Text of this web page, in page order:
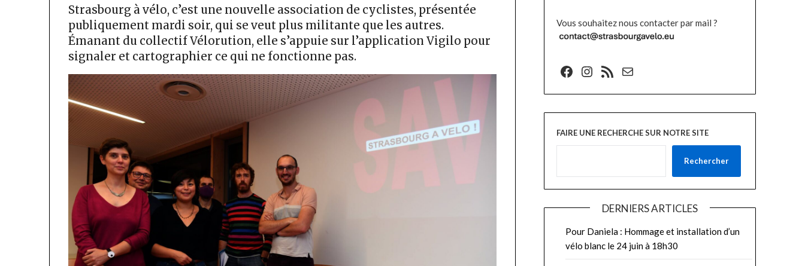
Strasbourg à vélo, c’est une nouvelle association de cyclistes, présentée
publiquement mardi soir, qui se veut plus militante que les autres.
Émanant du collectif Vélorution, elle s’appuie sur l’application Vigilo pour
signaler et cartographier ce qui ne fonctionne pas.
Vous souhaitez nous contacter par mail ?
Facebook
Instagram
Flux RSSE-mail
FAIRE UNE RECHERCHE SUR NOTRE SITE
Rechercher
DERNIERS ARTICLES
Pour Daniela : Hommage et installation d’un
vélo blanc le 24 juin à 18h30